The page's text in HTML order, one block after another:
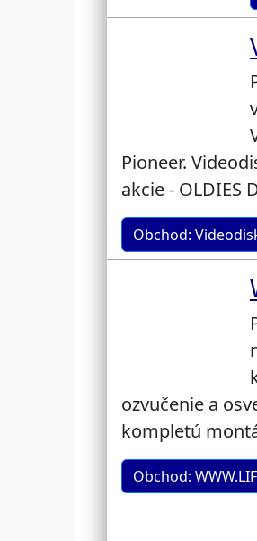
Pioneer.
akcie - OLDIES
Obchod:
ozvučenie a
kompletú
Obchod: